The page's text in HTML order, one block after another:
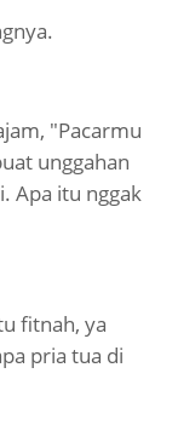
"Pacarmu
unggahan
Apa itu nggak
fitnah, ya
pria tua di